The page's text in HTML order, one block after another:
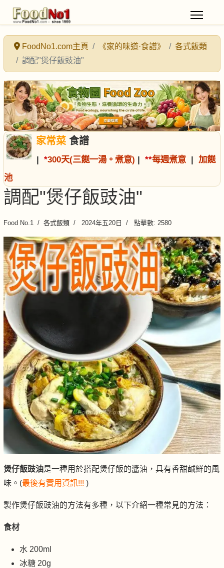
FoodNo1.com主頁 《家的味道·食譜》
各式飯類
調配"煲仔飯豉油"
家常菜食譜
| *300天(三餸一湯。煮意) | **每週煮意 | 加餸
池
調配"煲仔飯豉油"
Food No.1 各式飯類 2024年五20日 點擊數: 2580
煲仔飯豉油是一種用於搭配煲仔飯的醬油，具有香甜鹹鮮的風
味。(最後有實用資訊!!! )
製作煲仔飯豉油的方法有多種，以下介紹一種常見的方法：
食材
水 200ml
冰糖 20g